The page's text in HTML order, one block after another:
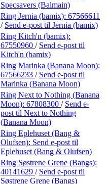
Specsavers (Balmain)
Ring Jernia (bamix): 67566611
/ Send e-post til Jernia (bamix)
Ring Kitch'n (bamix):
67550960 / Send e-post til
Kitch'n (bamix)
Ring Marinka (Banana Moon):
67566233 / Send e-post til
Marinka (Banana Moon)
Ring Next to Nothing (Banana
Moon): 67808300 / Send e-
post til Next to Nothing
(Banana Moon)
Ring Eplehuset (Bang &
Olufsen): Send e-post til
Eplehuset (Bang & Olufsen)
Ring Søstrene Grene (Bangs):
40141629 / Send e-post til
Søstrene Grene (Bangs)